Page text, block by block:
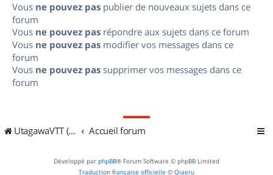
Vous ne pouvez pas publier de nouveaux sujets dans ce
forum
Vous ne pouvez pas répondre aux sujets dans ce forum
Vous ne pouvez pas modifier vos messages dans ce
forum
Vous ne pouvez pas supprimer vos messages dans ce
forum
UtagawaVTT (Randos VTT et VTTAE avec traces GPS) Accueil forum
Développé par phpBB® Forum Software © phpBB Limited
Traduction française officielle © Qiaeru